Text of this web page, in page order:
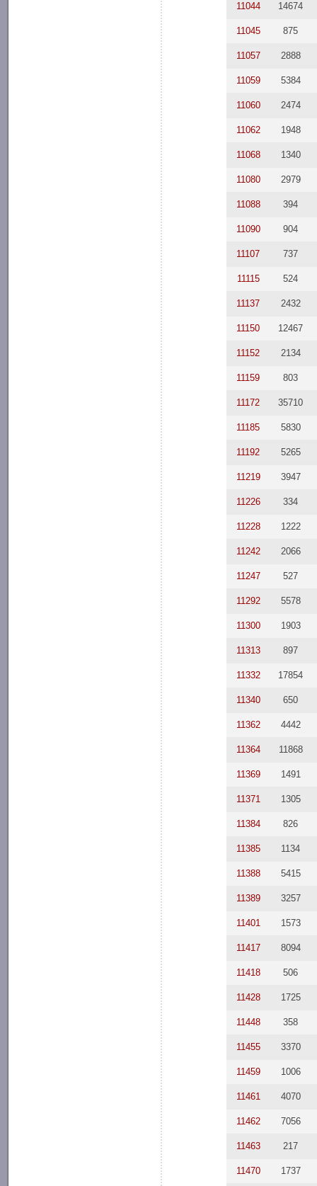
11044 14674
11045 875
11057 2888
11059 5384
11060 2474
11062 1948
11068 1340
11080 2979
11088 394
11090 904
11107 737
11115 524
11137 2432
11150 12467
11152 2134
11159 803
11172 35710
11185 5830
11192 5265
11219 3947
11226 334
11228 1222
11242 2066
11247 527
11292 5578
11300 1903
11313 897
11332 17854
11340 650
11362 4442
11364 11868
11369 1491
11371 1305
11384 826
11385 1134
11388 5415
11389 3257
11401 1573
11417 8094
11418 506
11428 1725
11448 358
11455 3370
11459 1006
11461 4070
11462 7056
11463 217
11470 1737